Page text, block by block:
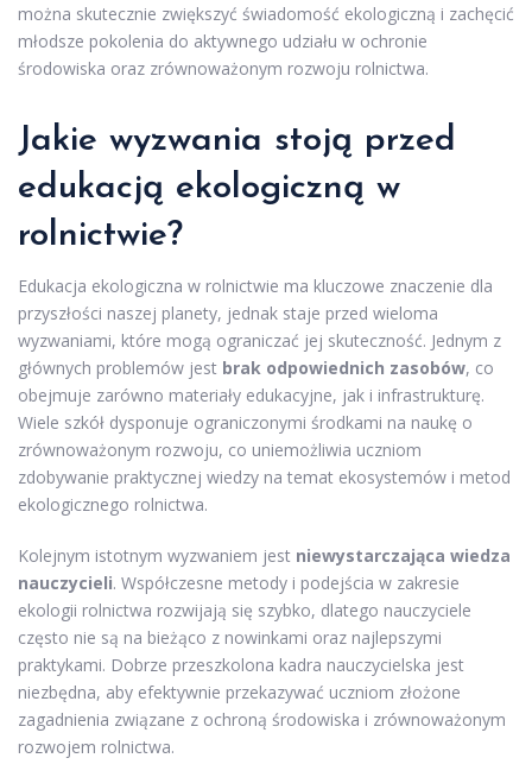
można skutecznie zwiększyć świadomość ekologiczną i zachęcić
młodsze pokolenia do aktywnego udziału w ochronie
środowiska oraz zrównoważonym rozwoju rolnictwa.
Jakie wyzwania stoją przed
edukacją ekologiczną w
rolnictwie?
Edukacja ekologiczna w rolnictwie ma kluczowe znaczenie dla
przyszłości naszej planety, jednak staje przed wieloma
wyzwaniami, które mogą ograniczać jej skuteczność. Jednym z
głównych problemów jest brak odpowiednich zasobów, co
obejmuje zarówno materiały edukacyjne, jak i infrastrukturę.
Wiele szkół dysponuje ograniczonymi środkami na naukę o
zrównoważonym rozwoju, co uniemożliwia uczniom
zdobywanie praktycznej wiedzy na temat ekosystemów i metod
ekologicznego rolnictwa.
Kolejnym istotnym wyzwaniem jest niewystarczająca wiedza
nauczycieli. Współczesne metody i podejścia w zakresie
ekologii rolnictwa rozwijają się szybko, dlatego nauczyciele
często nie są na bieżąco z nowinkami oraz najlepszymi
praktykami. Dobrze przeszkolona kadra nauczycielska jest
niezbędna, aby efektywnie przekazywać uczniom złożone
zagadnienia związane z ochroną środowiska i zrównoważonym
rozwojem rolnictwa.